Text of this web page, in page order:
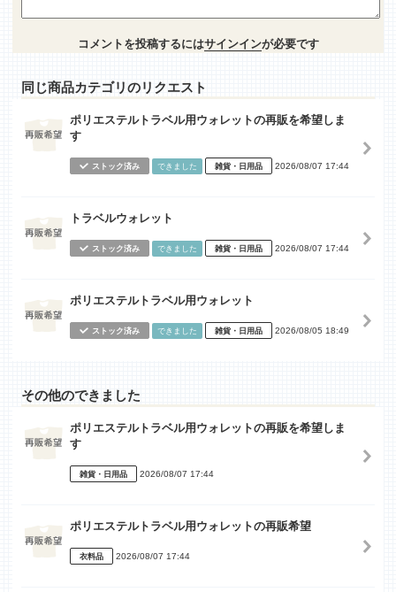
コメントを投稿するにはサインインが必要です
同じ商品カテゴリのリクエスト
ポリエステルトラベル用ウォレットの再販を希望しま
す
ストック済み できました 雑貨・日用品 2026/08/07 17:44
トラベルウォレット
ストック済み できました 雑貨・日用品 2026/08/07 17:44
ポリエステルトラベル用ウォレット
ストック済み できました 雑貨・日用品 2026/08/05 18:49
その他のできました
ポリエステルトラベル用ウォレットの再販を希望しま
す
雑貨・日用品 2026/08/07 17:44
ポリエステルトラベル用ウォレットの再販希望
衣料品 2026/08/07 17:44